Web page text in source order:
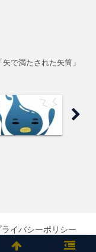
で満たされた矢筒」
ライバシーポリシー
Reserved.